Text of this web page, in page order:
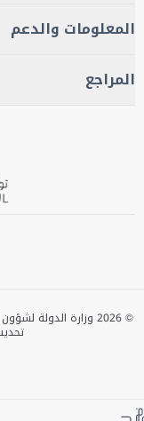
المعلومات والدعم
المراجع
©
2026 وزارة الدولة